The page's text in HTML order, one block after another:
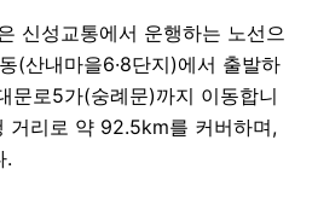
신성교통에서 운행하는 노선으
(산내마을6·8단지)에서 출발하
문로5가(숭례문)까지 이동합니
거리로 약 92.5km를 커버하며,
.